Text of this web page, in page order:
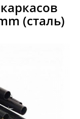
(сталь)